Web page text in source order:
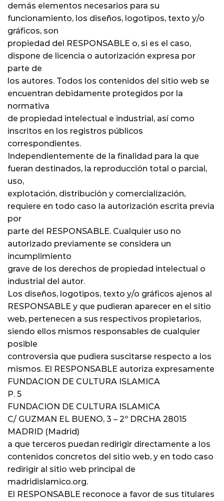
demás elementos necesarios para su
funcionamiento, los diseños, logotipos, texto y/o
gráficos, son
propiedad del RESPONSABLE o, si es el caso,
dispone de licencia o autorización expresa por
parte de
los autores. Todos los contenidos del sitio web se
encuentran debidamente protegidos por la
normativa
de propiedad intelectual e industrial, así como
inscritos en los registros públicos
correspondientes.
Independientemente de la finalidad para la que
fueran destinados, la reproducción total o parcial,
uso,
explotación, distribución y comercialización,
requiere en todo caso la autorización escrita previa
por
parte del RESPONSABLE. Cualquier uso no
autorizado previamente se considera un
incumplimiento
grave de los derechos de propiedad intelectual o
industrial del autor.
Los diseños, logotipos, texto y/o gráficos ajenos al
RESPONSABLE y que pudieran aparecer en el sitio
web, pertenecen a sus respectivos propietarios,
siendo ellos mismos responsables de cualquier
posible
controversia que pudiera suscitarse respecto a los
mismos. El RESPONSABLE autoriza expresamente
FUNDACION DE CULTURA ISLAMICA
P. 5
FUNDACION DE CULTURA ISLAMICA
C/ GUZMAN EL BUENO, 3 – 2º DRCHA 28015
MADRID (Madrid)
a que terceros puedan redirigir directamente a los
contenidos concretos del sitio web, y en todo caso
redirigir al sitio web principal de
madridislamico.org.
El RESPONSABLE reconoce a favor de sus titulares